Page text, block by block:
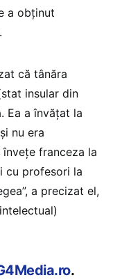
a obţinut
că tânăra
insular din
Ea a învăţat la
nu era
franceza la
cu profesori la
a precizat el,
.